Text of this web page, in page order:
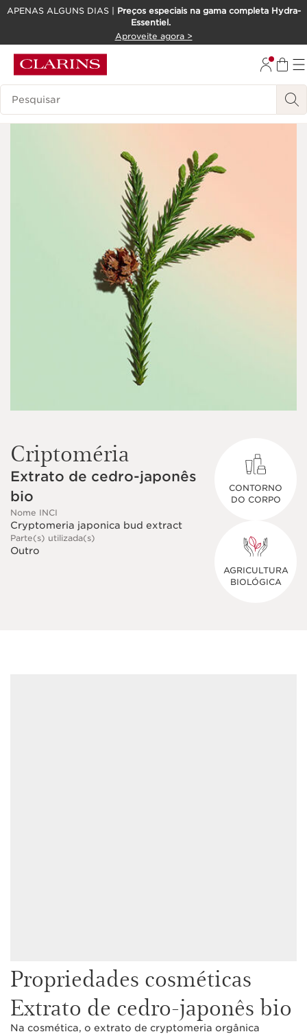
SALTAR PARA O CONTEÚDO
APENAS ALGUNS DIAS | Preços especiais na gama completa Hydra-
Essentiel.
Aproveite agora >
Pesquisar Legenda
Criptoméria
Extrato de cedro-japonês
bio
Nome INCI
Cryptomeria japonica bud extract
Parte(s) utilizada(s)
Outro
CONTORNO
DO CORPO
AGRICULTURA
BIOLÓGICA
Propriedades cosméticas
Extrato de cedro-japonês bio
Na cosmética, o extrato de cryptomeria orgânica